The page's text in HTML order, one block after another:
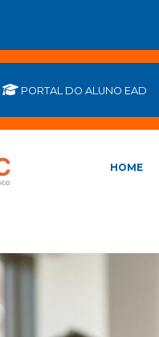
PORTAL DO ALUNO EAD
HOME